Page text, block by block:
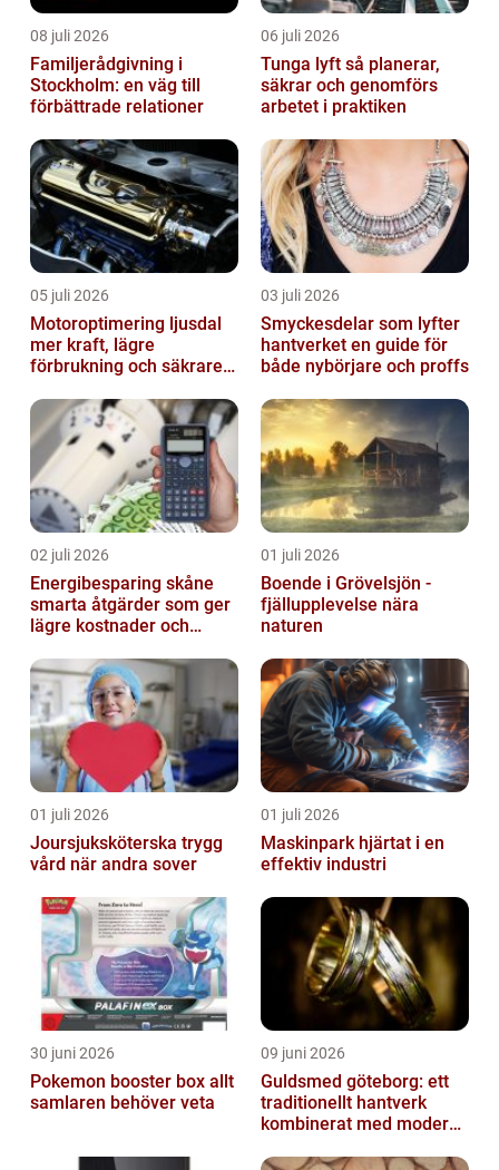
08 juli 2026
Familjerådgivning i
Stockholm: en väg till
förbättrade relationer
06 juli 2026
Tunga lyft så planerar,
säkrar och genomförs
arbetet i praktiken
05 juli 2026
Motoroptimering ljusdal
mer kraft, lägre
förbrukning och säkrare
03 juli 2026
Smyckesdelar som lyfter
hantverket en guide för
både nybörjare och proffs
02 juli 2026
Energibesparing skåne
smarta åtgärder som ger
lägre kostnader och
01 juli 2026
Boende i Grövelsjön -
fjällupplevelse nära
naturen
01 juli 2026
Joursjuksköterska trygg
vård när andra sover
01 juli 2026
Maskinpark hjärtat i en
effektiv industri
30 juni 2026
Pokemon booster box allt
samlaren behöver veta
09 juni 2026
Guldsmed göteborg: ett
traditionellt hantverk
kombinerat med modern